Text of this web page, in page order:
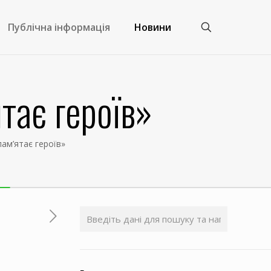
Публічна інформація Новини
героїв»
героїв»